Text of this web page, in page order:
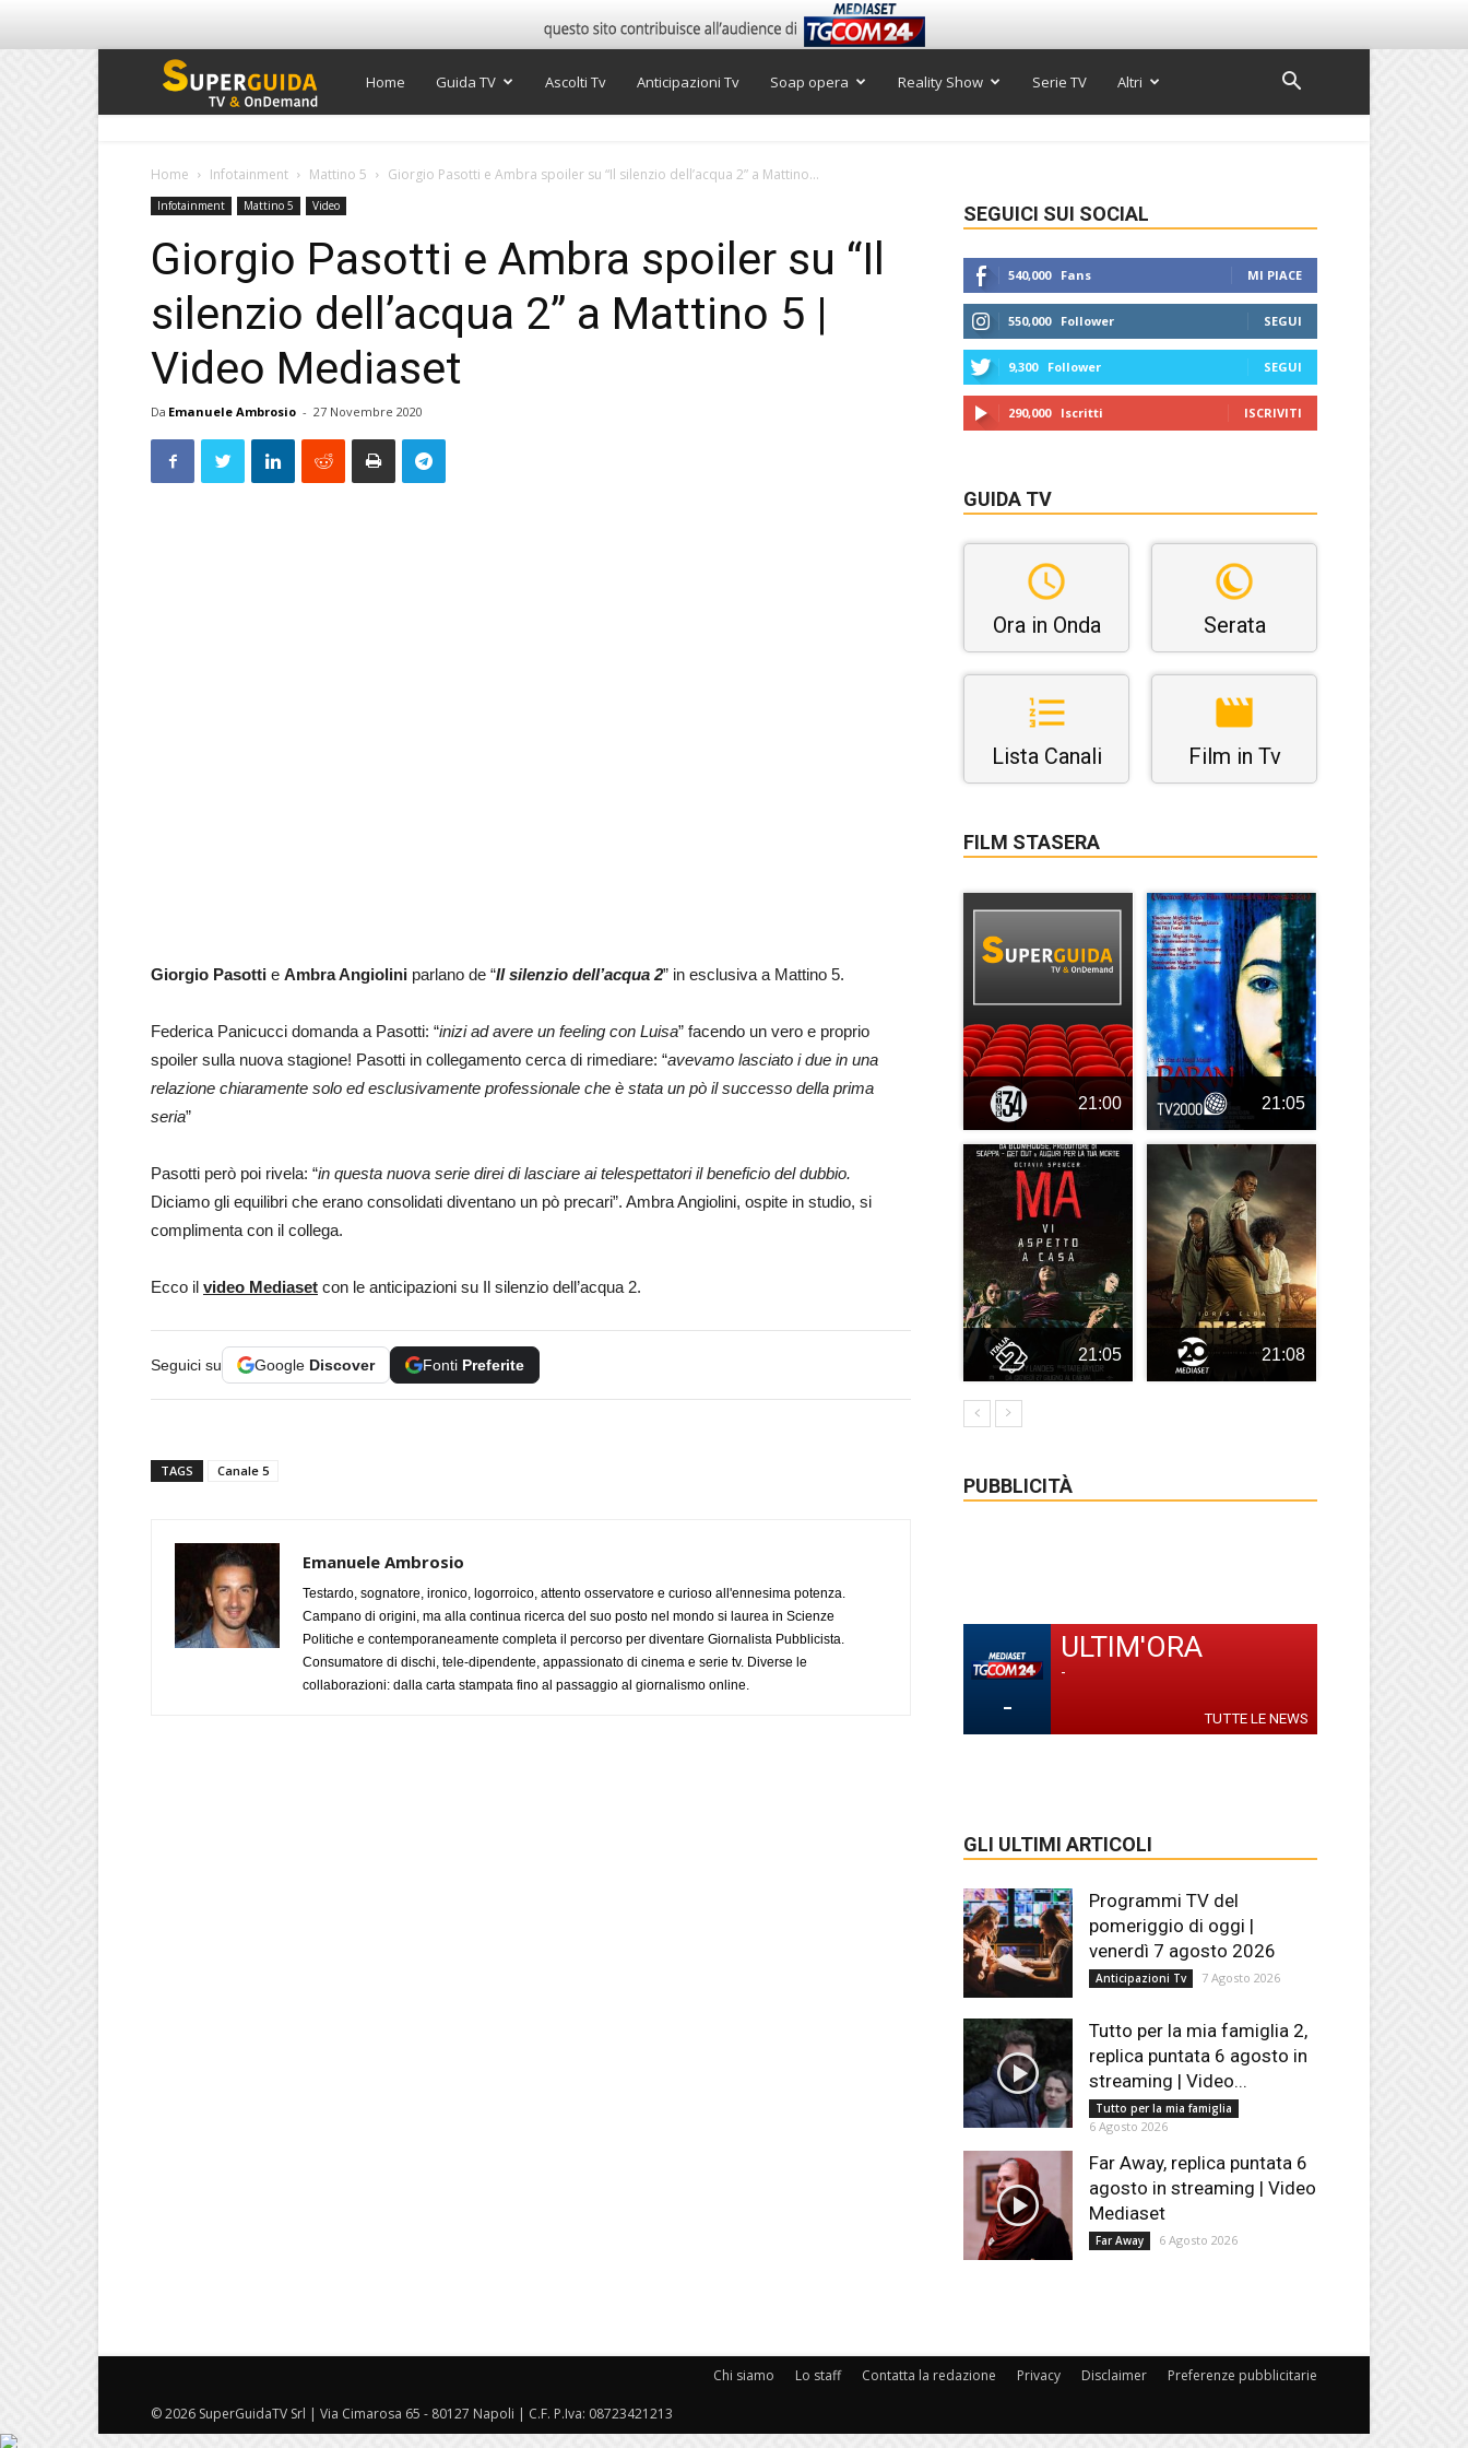
Super
Home Guida TV Ascolti Tv Anticipazioni Tv Soap opera Reality Show Serie TV Altri
Home Infotainment Mattino 5 Giorgio Pasotti e Ambra spoiler su “Il silenzio dell’acqua 2” a Mattino...
Infotainment Mattino 5 Video
Giorgio Pasotti e Ambra spoiler su “Il
silenzio dell’acqua 2” a Mattino 5 |
Video Mediaset
Da Emanuele Ambrosio - 27 Novembre 2020
Giorgio Pasotti e Ambra Angiolini parlano de “Il silenzio dell’acqua 2” in esclusiva a Mattino 5.
Federica Panicucci domanda a Pasotti: “inizi ad avere un feeling con Luisa” facendo un vero e proprio
spoiler sulla nuova stagione! Pasotti in collegamento cerca di rimediare: “avevamo lasciato i due in una
relazione chiaramente solo ed esclusivamente professionale che è stata un pò il successo della prima
seria”
Pasotti però poi rivela: “in questa nuova serie direi di lasciare ai telespettatori il beneficio del dubbio.
Diciamo gli equilibri che erano consolidati diventano un pò precari”. Ambra Angiolini, ospite in studio, si
complimenta con il collega.
Ecco il video Mediaset con le anticipazioni su Il silenzio dell’acqua 2.
Seguici su Google Discover Fonti Preferite
TAGS Canale 5
Emanuele Ambrosio
Testardo, sognatore, ironico, logorroico, attento osservatore e curioso all'ennesima potenza.
Campano di origini, ma alla continua ricerca del suo posto nel mondo si laurea in Scienze
Politiche e contemporaneamente completa il percorso per diventare Giornalista Pubblicista.
Consumatore di dischi, tele-dipendente, appassionato di cinema e serie tv. Diverse le
collaborazioni: dalla carta stampata fino al passaggio al giornalismo online.
SEGUICI SUI SOCIAL
540,000 Fans MI PIACE
550,000 Follower SEGUI
9,300 Follower SEGUI
290,000 Iscritti ISCRIVITI
GUIDA TV
Ora in Onda Serata
Lista Canali Film in Tv
FILM STASERA
21:00 21:05
21:05 21:08
PUBBLICITÀ
-
ULTIM'ORA
-
TUTTE LE NEWS
GLI ULTIMI ARTICOLI
Programmi TV del
pomeriggio di oggi |
venerdì 7 agosto 2026
Anticipazioni Tv 7 Agosto 2026
Tutto per la mia famiglia 2,
replica puntata 6 agosto in
streaming | Video...
Tutto per la mia famiglia
6 Agosto 2026
Far Away, replica puntata 6
agosto in streaming | Video
Mediaset
Far Away 6 Agosto 2026
Chi siamo Lo staff Contatta la redazione Privacy Disclaimer Preferenze pubblicitarie
© 2026 SuperGuidaTV Srl | Via Cimarosa 65 - 80127 Napoli | C.F. P.Iva: 08723421213